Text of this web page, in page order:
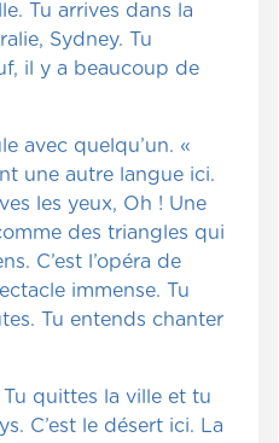
Tu arrives dans la
Sydney. Tu
il y a beaucoup de
avec quelqu’un. «
une autre langue ici.
les yeux, Oh ! Une
des triangles qui
C’est l’opéra de
immense. Tu
Tu entends chanter
Tu quittes la ville et tu
C’est le désert ici. La